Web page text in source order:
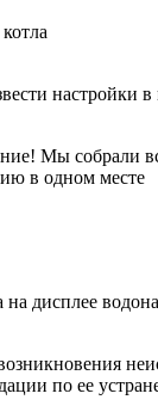
настройки
Мы собрали
в одном месте
дисплее
по ее